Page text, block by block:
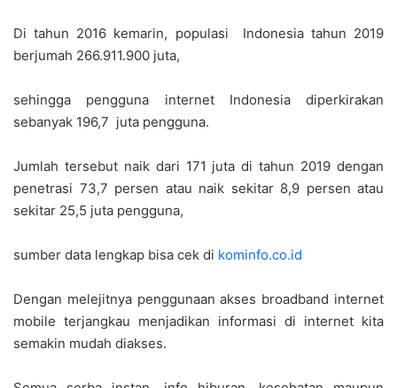
Di tahun 2016 kemarin, populasi
Indonesia tahun 2019
berjumah 266.911.900 juta,
sehingga pengguna internet Indonesia diperkirakan
sebanyak 196,7 juta pengguna.
Jumlah tersebut naik dari 171 juta di tahun 2019 dengan
penetrasi 73,7 persen atau naik sekitar 8,9 persen atau
sekitar 25,5 juta pengguna,
sumber data lengkap bisa cek di kominfo.co.id
Dengan melejitnya penggunaan akses broadband internet
mobile terjangkau menjadikan informasi di internet kita
semakin mudah diakses.